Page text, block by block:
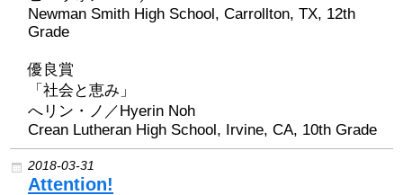
Newman Smith High School, Carrollton, TX, 12th
Grade
優良賞
「社会と恵み」
へリン・ノ／Hyerin Noh
Crean Lutheran High School, Irvine, CA, 10th Grade
2018-03-31
Attention!